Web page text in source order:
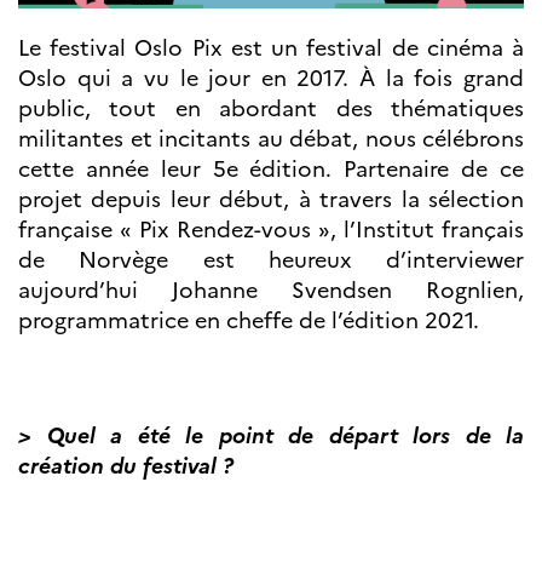
Lycées en France
Assistants de langue
française et
norvégienne
Partenaires
Formation des
enseignants
Séminaires et
formations
Ressources
pédagogiques
UNIVERSITÉS
doctorants
Étudier en France
Campus France
Le festival Oslo Pix est un festival de cinéma à
Oslo qui a vu le jour en 2017. À la fois grand
public, tout en abordant des thématiques
militantes et incitants au débat, nous célébrons
cette année leur 5e édition. Partenaire de ce
projet depuis leur début, à travers la sélection
française « Pix Rendez-vous », l’Institut français
de Norvège est heureux d’interviewer
aujourd’hui Johanne Svendsen Rognlien,
programmatrice en cheffe de l’édition 2021.
> Quel a été le point de départ lors de la
création du festival ?